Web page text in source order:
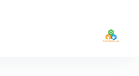
المحتوى